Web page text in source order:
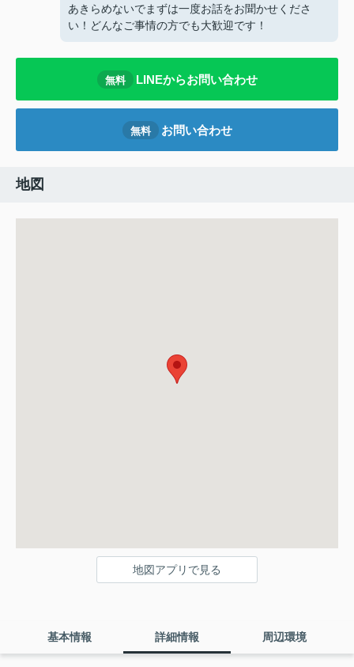
あきらめないでまずは一度お話をお聞かせくださ
い！どんなご事情の方でも大歓迎です！
無料 LINEからお問い合わせ
無料 お問い合わせ
地図
地図アプリで見る
基本情報 詳細情報 周辺環境